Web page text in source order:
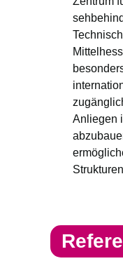
Anliegen